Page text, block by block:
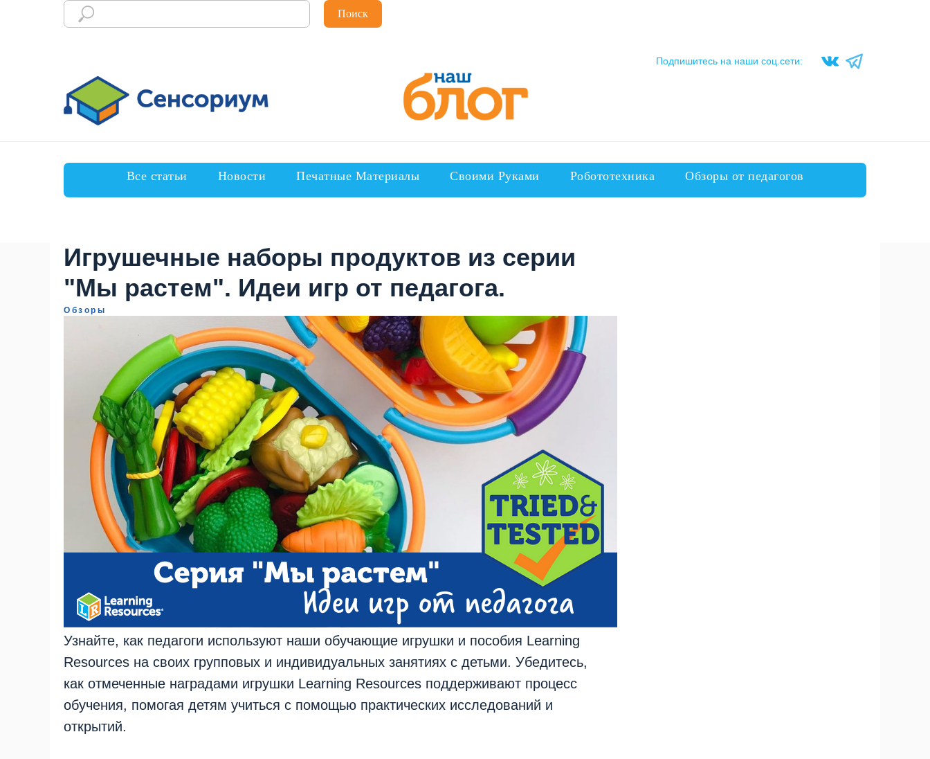
Поиск
Подпишитесь на наши соц.сети:
Все статьи Новости Печатные Материалы Своими Руками Робототехника Обзоры от педагогов
Игрушечные наборы продуктов из серии
"Мы растем". Идеи игр от педагога.
Обзоры
Узнайте, как педагоги используют наши обучающие игрушки и пособия Learning
Resources на своих групповых и индивидуальных занятиях с детьми. Убедитесь,
как отмеченные наградами игрушки Learning Resources поддерживают процесс
обучения, помогая детям учиться с помощью практических исследований и
открытий.